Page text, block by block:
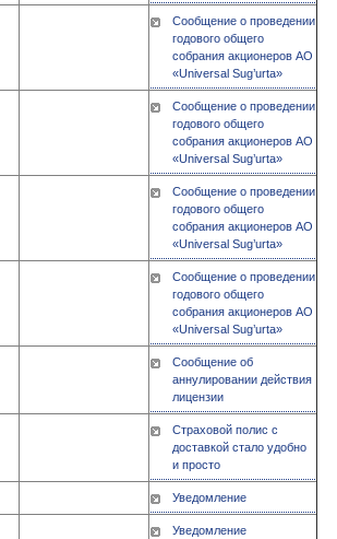
Сообщение о проведении
годового общего
собрания акционеров АО
«Universal Sug’urta»
Сообщение о проведении
годового общего
собрания акционеров АО
«Universal Sug’urta»
Сообщение о проведении
годового общего
собрания акционеров АО
«Universal Sug’urta»
Сообщение о проведении
годового общего
собрания акционеров АО
«Universal Sug’urta»
Сообщение об
аннулировании действия
лицензии
Страховой полис с
доставкой стало удобно
и просто
Уведомление
Уведомление